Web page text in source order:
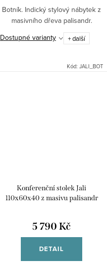
Botník. Indický stylový nábytek z
masivního dřeva palisandr.
Dostupné varianty
+ další
Kód: JALI_BOT
Konferenční stolek Jali
110x60x40 z masivu palisandr
5 790 Kč
DETAIL